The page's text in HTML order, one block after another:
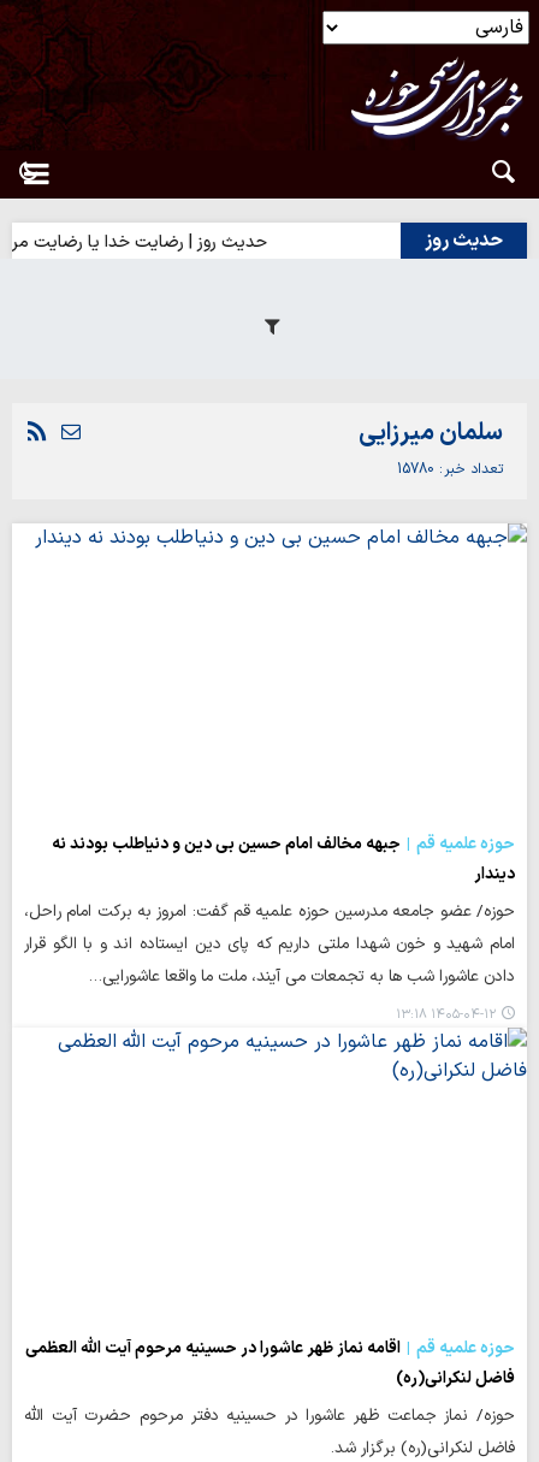
حدیث روز حدیث روز | رضایت خدا یا رضایت مردم؟
سلمان میرزایی
تعداد خبر 15780
حوزه علمیه قم
جبهه مخالف امام حسین بی دین و دنیاطلب بودند نه
دیندار
حوزه/ عضو جامعه مدرسین حوزه علمیه قم گفت: امروز به برکت امام راحل،
امام شهید و خون شهدا ملتی داریم که پای دین ایستاده اند و با الگو قرار
دادن عاشورا شب ها به تجمعات می آیند، ملت ما واقعا عاشورایی…
۱۴۰۵-۰۴-۱۲ ۱۳:۱۸
حوزه علمیه قم
اقامه نماز ظهر عاشورا در حسینیه مرحوم آیت الله العظمی
فاضل لنکرانی(ره)
حوزه/ نماز جماعت ظهر عاشورا در حسینیه دفتر مرحوم حضرت آیت الله
فاضل لنکرانی(ره) برگزار شد.